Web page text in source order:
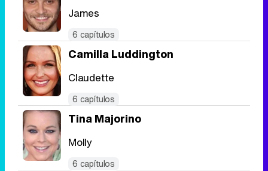
James
6 capítulos
Camilla Luddington
Claudette
6 capítulos
Tina Majorino
Molly
6 capítulos